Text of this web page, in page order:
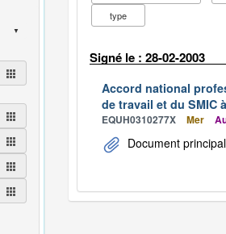
type
Signé le : 28-02-2003
Accord national
de travail et du SMIC
EQUH0310277X Mer
Document principal